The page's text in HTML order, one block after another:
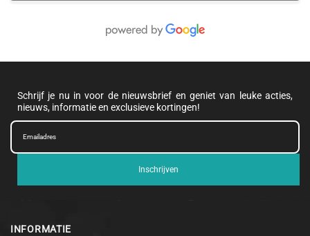
Schrijf je nu in voor de nieuwsbrief en geniet van leuke acties,
nieuws, informatie en exclusieve kortingen!
Inschrijven
INFORMATIE